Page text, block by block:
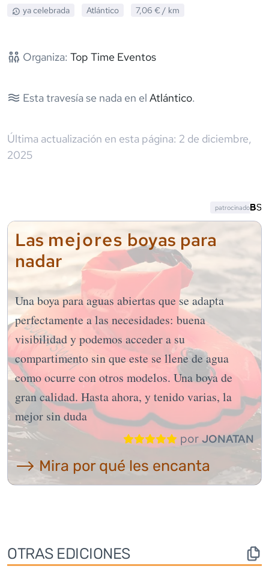
ya celebrada Atlántico 7,06 € / km
Organiza: Top Time Eventos
Esta travesía se nada en el Atlántico.
Última actualización en esta página: 2 de diciembre,
2025
Las mejores boyas para
nadar
Una boya para aguas abiertas que se adapta
perfectamente a las necesidades: buena
visibilidad y podemos acceder a su
compartimento sin que este se llene de agua
como ocurre con otros modelos. Una boya de
gran calidad. Hasta ahora, y tenido varias, la
mejor sin duda
por JONATAN
⟶ Mira por qué les encanta
patrocinado
OTRAS EDICIONES